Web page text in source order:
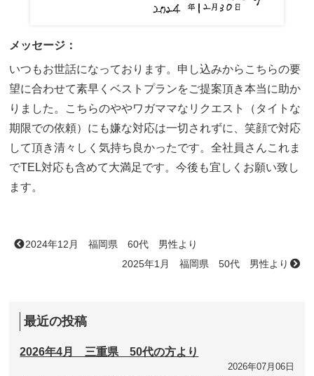
メッセージ：
いつもお世話になっております。申し込みからこちらの要
望に合わせて素早くベストプランをご提案頂き本当に助か
りました。こちらのややワガママなリクエスト（タイトな
期限での依頼）にも嫌な対応は一切されずに、笑顔で対応
して頂き清々しく気持ち良かったです。全社員さんこれま
でTEL対応も含めて大満足です。今後も宜しくお願い致し
ます。
2024年12月 福岡県 60代 男性より
2025年1月 福岡県 50代 男性より
最近の投稿
2026年4月 三重県 50代の方より
2026年07月06日